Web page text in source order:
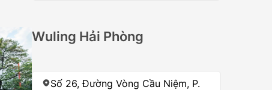
Wuling Hải Phòng
Số 26, Đường Vòng Cầu Niệm, P.